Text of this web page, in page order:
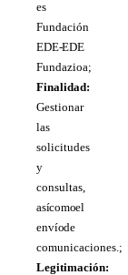
es
Fundación
EDE- EDE
Fundazioa;
Finalidad:
Gestionar
las
solicitudes
y
consultas,
así como el
envío de
comunicaciones.;
Legitimación: